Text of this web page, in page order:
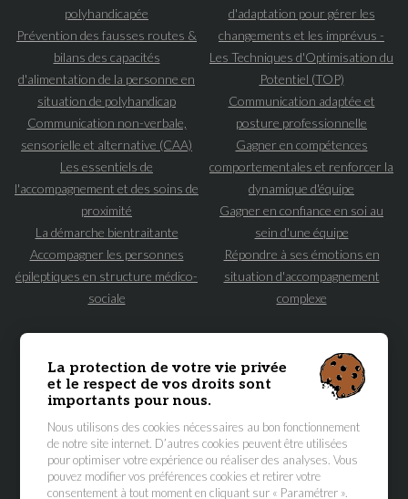
polyhandicapée
Prévention des fausses routes &
bilans des capacités
d'alimentation de la personne en
situation de polyhandicap
Communication non-verbale,
sensorielle et alternative (CAA)
Les essentiels de
l'accompagnement et des soins de
proximité
La démarche bientraitante
Accompagner les personnes
épileptiques en structure médico-
sociale
d'adaptation pour gérer les
changements et les imprévus -
Les Techniques d'Optimisation du
Potentiel (TOP)
Communication adaptée et
posture professionnelle
Gagner en compétences
comportementales et renforcer la
dynamique d'équipe
Gagner en confiance en soi au
sein d'une équipe
Répondre à ses émotions en
situation d'accompagnement
complexe
NAVIGATION
PRINCIPALEACCUEIL
FORMATIONS MÉDICO-SOCIALES
FORMATEUR·ICES
ATELIER DES AIDANT·ES
À PROPOS
RENSEIGNEMENTS
ACCÈS STAGIAIRES
ACCÈS FORMATEUR·ICES
Suivez-nous :
La protection de votre vie privée
et le respect de vos droits sont
importants pour nous.
Nous utilisons des cookies nécessaires au bon fonctionnement
de notre site internet. D’autres cookies peuvent être utilisées
pour optimiser votre expérience ou réaliser des analyses. Vous
pouvez modifier vos préférences cookies et retirer votre
consentement à tout moment en cliquant sur « Paramétrer ».